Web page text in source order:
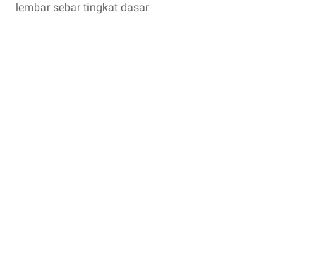
lembar sebar tingkat dasar